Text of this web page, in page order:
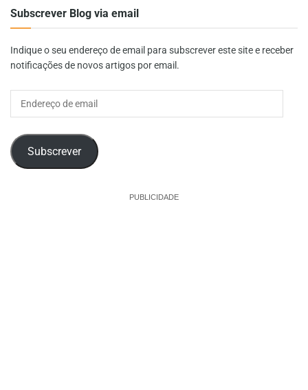
Subscrever Blog via email
Indique o seu endereço de email para subscrever este site e receber
notificações de novos artigos por email.
Subscrever
PUBLICIDADE